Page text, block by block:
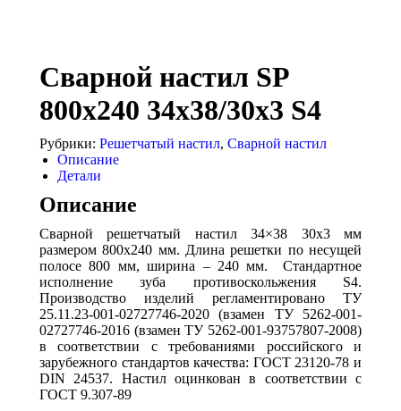
Сварной настил SP
800х240 34х38/30х3 S4
Рубрики: Решетчатый настил, Сварной настил
Описание
Детали
Описание
Сварной решетчатый настил 34×38 30х3 мм
размером 800х240 мм. Длина решетки по несущей
полосе 800 мм, ширина – 240 мм. Стандартное
исполнение зуба противоскольжения S4.
Производство изделий регламентировано ТУ
25.11.23-001-02727746-2020 (взамен ТУ 5262-001-
02727746-2016 (взамен ТУ 5262-001-93757807-2008)
в соответствии с требованиями российского и
зарубежного стандартов качества: ГОСТ 23120-78 и
DIN 24537. Настил оцинкован в соответствии с
ГОСТ 9.307-89